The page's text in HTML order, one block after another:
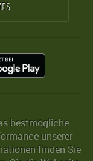
bestmögliche
unserer
finden Sie